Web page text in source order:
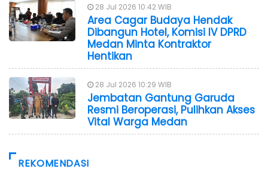
28 Jul 2026 10:42 WIB
Area Cagar Budaya Hendak
Dibangun Hotel, Komisi IV DPRD
Medan Minta Kontraktor
Hentikan
28 Jul 2026 10:29 WIB
Jembatan Gantung Garuda
Resmi Beroperasi, Pulihkan Akses
Vital Warga Medan
REKOMENDASI